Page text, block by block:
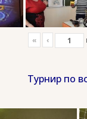
« ‹
Турнир по